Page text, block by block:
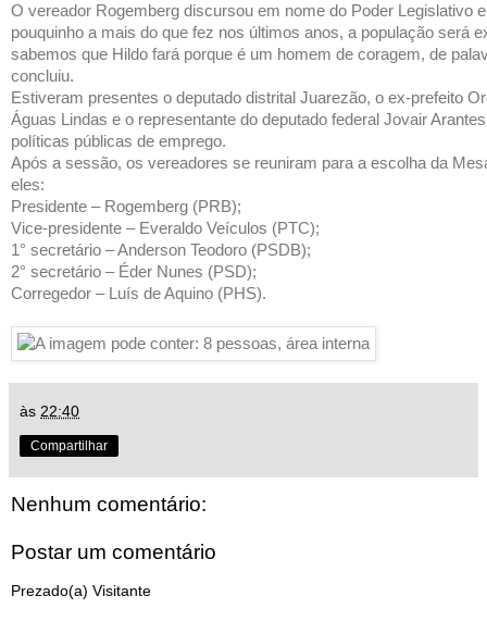
O vereador Rogemberg discursou em nome do Poder Legislativo
pouquinho a mais do que fez nos últimos anos, a população será
sabemos que Hildo fará porque é um homem de coragem, de
concluiu.
Estiveram presentes o deputado distrital Juarezão, o ex-prefeito
Águas Lindas e o representante do deputado federal Jovair
políticas públicas de emprego.
Após a sessão, os vereadores se reuniram para a escolha da
eles:
Presidente – Rogemberg (PRB);
Vice-presidente – Everaldo Veículos (PTC);
1° secretário – Anderson Teodoro (PSDB);
2° secretário – Éder Nunes (PSD);
Corregedor – Luís de Aquino (PHS).
às 22:40
Compartilhar
Nenhum comentário:
Postar um comentário
Prezado(a) Visitante